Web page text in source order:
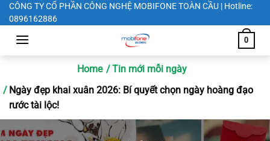
Chuyển
đến
CÔNG TY CỔ PHẦN CÔNG NGHỆ MOBIFONE TOÀN CẦU | Hotline:
0896162886
0
Home
Tin mới mỗi ngày
Ngày đẹp khai xuân 2026: Bí quyết chọn ngày hoàng đạo
rước tài lộc!